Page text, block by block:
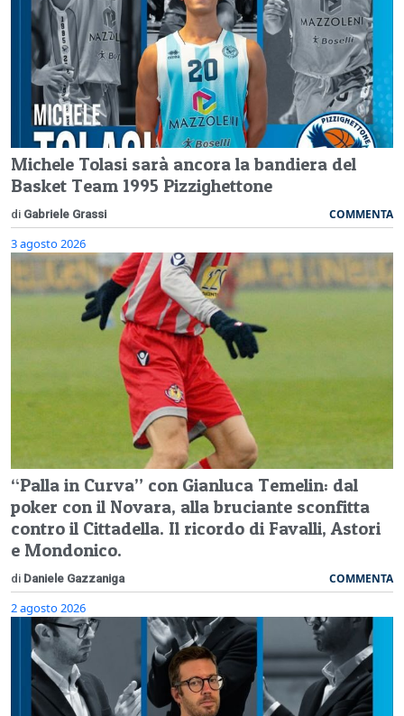
Michele Tolasi sarà ancora la bandiera del
Basket Team 1995 Pizzighettone
di Gabriele Grassi COMMENTA
3 agosto 2026
“Palla in Curva” con Gianluca Temelin: dal
poker con il Novara, alla bruciante sconfitta
contro il Cittadella. Il ricordo di Favalli, Astori
e Mondonico.
di Daniele Gazzaniga COMMENTA
2 agosto 2026